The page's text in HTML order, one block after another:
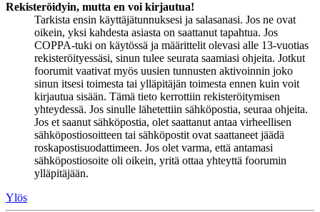
Rekisteröidyin, mutta en voi kirjautua!
Tarkista ensin käyttäjätunnuksesi ja salasanasi. Jos ne ovat
oikein, yksi kahdesta asiasta on saattanut tapahtua. Jos
COPPA-tuki on käytössä ja määrittelit olevasi alle 13-vuotias
rekisteröityessäsi, sinun tulee seurata saamiasi ohjeita. Jotkut
foorumit vaativat myös uusien tunnusten aktivoinnin joko
sinun itsesi toimesta tai ylläpitäjän toimesta ennen kuin voit
kirjautua sisään. Tämä tieto kerrottiin rekisteröitymisen
yhteydessä. Jos sinulle lähetettiin sähköpostia, seuraa ohjeita.
Jos et saanut sähköpostia, olet saattanut antaa virheellisen
sähköpostiosoitteen tai sähköpostit ovat saattaneet jäädä
roskapostisuodattimeen. Jos olet varma, että antamasi
sähköpostiosoite oli oikein, yritä ottaa yhteyttä foorumin
ylläpitäjään.
Ylös